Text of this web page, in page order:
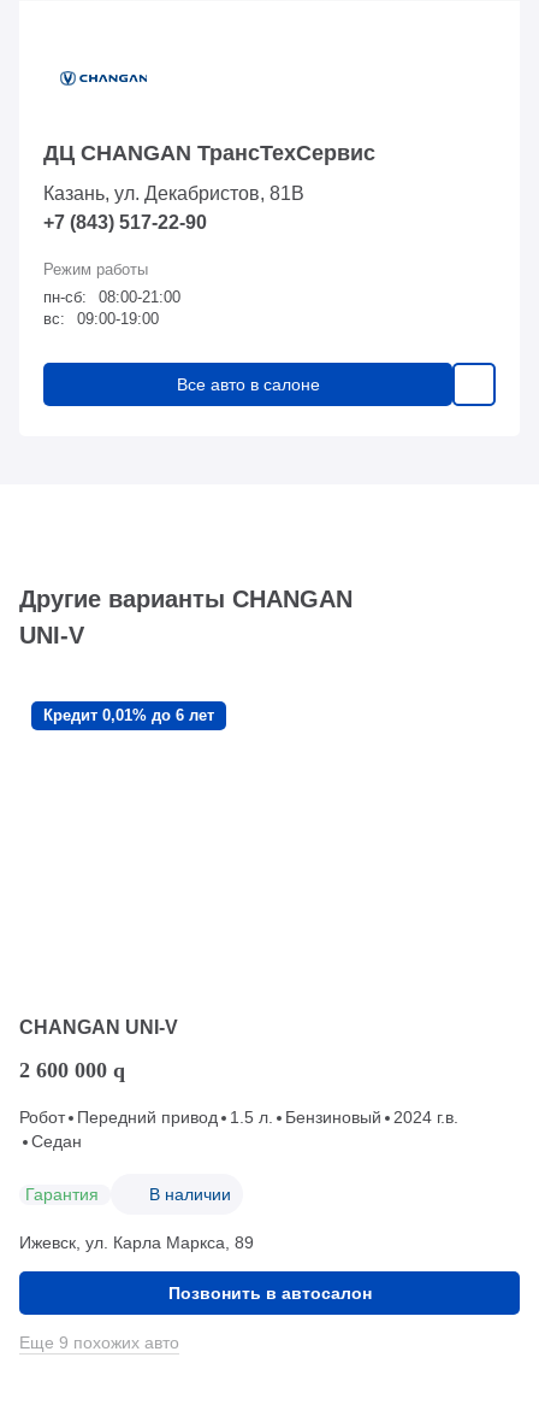
ДЦ CHANGAN ТрансТехСервис
Казань, ул. Декабристов, 81В
+7 (843) 517-22-90
пн-сб:
08:00-21:00
вс:
09:00-19:00
Все авто в салоне
Другие варианты CHANGAN
UNI-V
Кредит 0,01% до 6 лет
CHANGAN UNI-V
2 600 000 q
Робот Передний привод 1.5 л. Бензиновый
2024 г.в.
Седан
Гарантия В наличии
Ижевск, ул. Карла Маркса, 89
Позвонить в автосалон
Еще 9 похожих авто